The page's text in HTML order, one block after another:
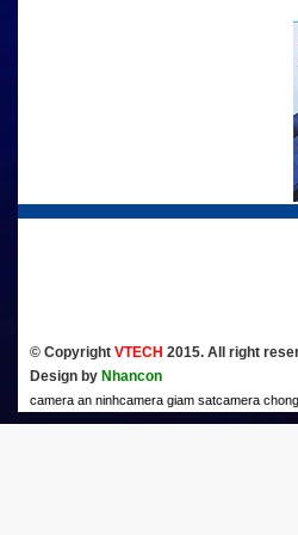
© Copyright VTECH 2015. All right
Design by Nhancon
camera an ninhcamera giam satcamera